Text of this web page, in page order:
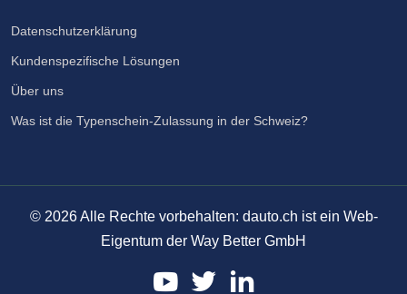
Datenschutzerklärung
Kundenspezifische Lösungen
Über uns
Was ist die Typenschein-Zulassung in der Schweiz?
© 2026Alle Rechte vorbehalten: dauto.ch ist ein Web-
Eigentum der Way Better GmbH